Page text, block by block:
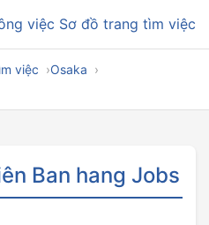
việc Sơ đồ trang tìm việc
việc
Osaka
Ban hang Jobs